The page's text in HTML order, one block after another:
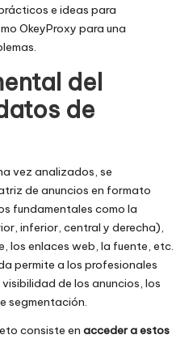
e ideas para
OkeyProxy para una
del
de
vez analizados, se
de anuncios en formato
fundamentales como la
inferior, central y derecha),
los enlaces web, la fuente, etc.
permite a los profesionales
de los anuncios, los
segmentación.
consiste en acceder a estos